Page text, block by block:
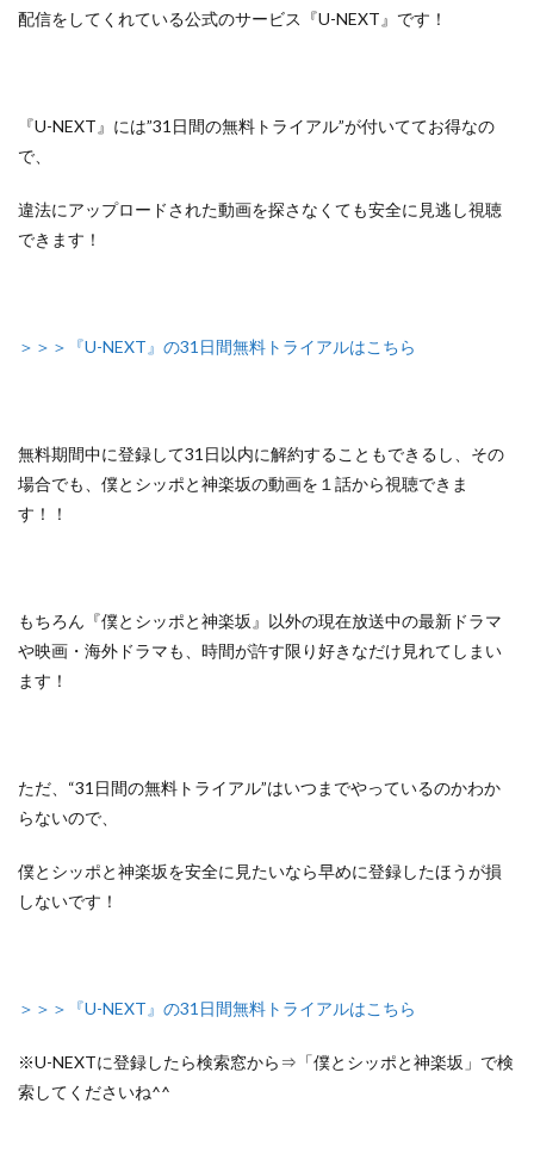
配信をしてくれている公式のサービス『U-NEXT』 です！
『U-NEXT』には”31日間の無料トライアル”が付いててお得なの
で、
違法にアップロードされた動画を探さなくても安全に見逃し視聴
できます！
＞＞＞『U-NEXT』の31日間無料トライアルはこちら
無料期間中に登録して31日以内に解約することもできるし、 その
場合でも、僕とシッポと神楽坂の動画を１話から視聴できま
す！！
もちろん『僕とシッポと神楽坂』以外の現在放送中の最新ドラマ
や映画・海外ドラマも、 時間が許す限り好きなだけ見れてしまい
ます！
ただ、 “31日間の無料トライアル”はいつまでやっているのかわか
らないので、
僕とシッポと神楽坂を安全に見たいなら早めに登録したほうが損
しないです！
＞＞＞『U-NEXT』の31日間無料トライアルはこちら
※U-NEXTに登録したら検索窓から⇒「僕とシッポと神楽坂」で検
索してくださいね^^